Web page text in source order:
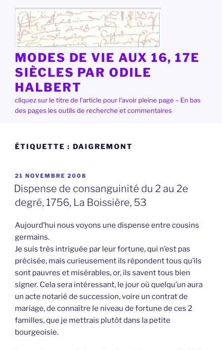
contenu
principal
MODES DE VIE AUX 16, 17E
SIÈCLES PAR ODILE
HALBERT
cliquez sur le titre de l'article pour l'avoir pleine page – En bas
des pages les outils de recherche et commentaires
ÉTIQUETTE : DAIGREMONT
PUBLIÉ
LE
21 NOVEMBRE 2008
Dispense de consanguinité du 2 au 2e
degré, 1756, La Boissière, 53
Aujourd’hui nous voyons une dispense entre cousins
germains.
Je suis très intriguée par leur fortune, qui n’est pas
précisée, mais curieusement ils répondent tous qu’ils
sont pauvres et misérables, or, ils savent tous bien
signer. Cela sera intéressant, le jour où quelqu’un aura
un acte notarié de succession, voire un contrat de
mariage, de connaître le niveau de fortune de ces 2
familles, que je mettrais plutôt dans la petite
bourgeoisie.